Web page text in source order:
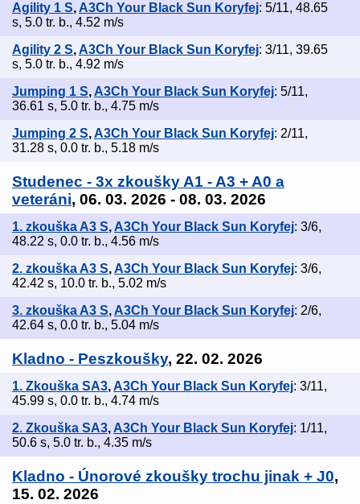
Agility 1 S, A3Ch Your Black Sun Koryfej: 5/11, 48.65
s, 5.0 tr. b., 4.52 m/s
Agility 2 S,A3Ch Your Black Sun Koryfej: 3/11, 39.65
s, 5.0 tr. b., 4.92 m/s
Jumping 1 S, A3Ch Your Black Sun Koryfej: 5/11,
36.61 s, 5.0 tr. b., 4.75 m/s
Jumping 2 S,A3Ch Your Black Sun Koryfej: 2/11,
31.28 s, 0.0 tr. b., 5.18 m/s
Studenec - 3x zkoušky A1 - A3 + A0 a
veteráni, 06. 03. 2026 - 08. 03. 2026
1. zkouška A3 S, A3Ch Your Black Sun Koryfej: 3/6,
48.22 s, 0.0 tr. b., 4.56 m/s
2. zkouška A3 S,A3Ch Your Black Sun Koryfej: 3/6,
42.42 s, 10.0 tr. b., 5.02 m/s
3. zkouška A3 S, A3Ch Your Black Sun Koryfej: 2/6,
42.64 s, 0.0 tr. b., 5.04 m/s
Kladno - Peszkoušky, 22. 02. 2026
1. Zkouška SA3,A3Ch Your Black Sun Koryfej: 3/11,
45.99 s, 0.0 tr. b., 4.74 m/s
2. Zkouška SA3, A3Ch Your Black Sun Koryfej: 1/11,
50.6 s, 5.0 tr. b., 4.35 m/s
Kladno - Únorové zkoušky trochu jinak + J0,
15. 02. 2026